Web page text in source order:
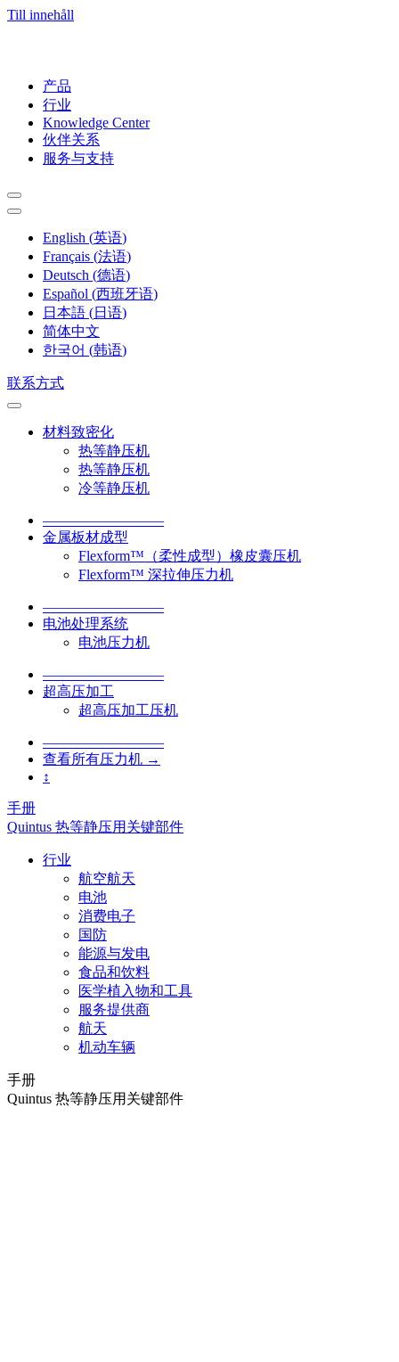
Till innehåll
产品
行业
Knowledge Center
伙伴关系
服务与支持
English (英语)
Français (法语)
Deutsch (德语)
Español (西班牙语)
日本語 (日语)
简体中文
한국어 (韩语)
联系方式
材料致密化
热等静压机
热等静压机
冷等静压机
–––––––––––––––––
金属板材成型
Flexform™（柔性成型）橡皮囊压机
Flexform™ 深拉伸压力机
–––––––––––––––––
电池处理系统
电池压力机
–––––––––––––––––
超高压加工
超高压加工压机
–––––––––––––––––
查看所有压力机 →
↕
手册
Quintus 热等静压用关键部件
行业
航空航天
电池
消费电子
国防
能源与发电
食品和饮料
医学植入物和工具
服务提供商
航天
机动车辆
手册
Quintus 热等静压用关键部件